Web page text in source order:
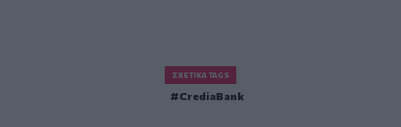
ΣΧΕΤΙΚΆ TAGS
CrediaBank